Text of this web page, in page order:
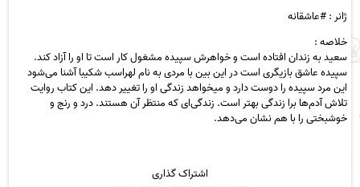
ژانر : #عاشقانه
خلاصه :
سعید به زندان افتاده است و خواهرش سپیده مشغول کار است تا او را آزاد کند.
سپیده عاشق بازیگری است در این بین با مردی به نام لهراسب شکیبا آشنا می‌شود
این مرد سپیده را دوست دارد و میخواهد زندگی او را تغییر دهد. این کتاب روایت
تلاش آدم‌ها برا زندگی بهتر است. زندگی‌ای که منتظر آن هستند. درد و رنج و
خوشبختی را با هم نشان می‌دهد.
اشتراک گذاری